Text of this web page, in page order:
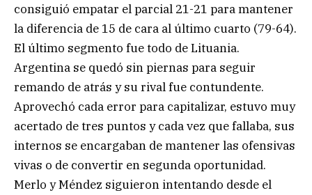
consiguió empatar el parcial 21-21 para mantener
la diferencia de 15 de cara al último cuarto (79-64).
El último segmento fue todo de Lituania.
Argentina se quedó sin piernas para seguir
remando de atrás y su rival fue contundente.
Aprovechó cada error para capitalizar, estuvo muy
acertado de tres puntos y cada vez que fallaba, sus
internos se encargaban de mantener las ofensivas
vivas o de convertir en segunda oportunidad.
Merlo y Méndez siguieron intentando desde el